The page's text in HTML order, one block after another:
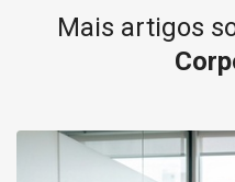
Mais artigos